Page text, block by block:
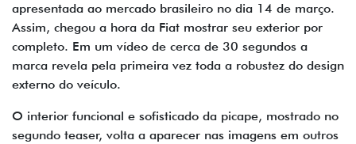
apresentada ao mercado brasileiro no dia 14 de março.
Assim, chegou a hora da Fiat mostrar seu exterior por
completo. Em um vídeo de cerca de 30 segundos a
marca revela pela primeira vez toda a robustez do design
externo do veículo.
O interior funcional e sofisticado da picape, mostrado no
segundo teaser, volta a aparecer nas imagens em outros